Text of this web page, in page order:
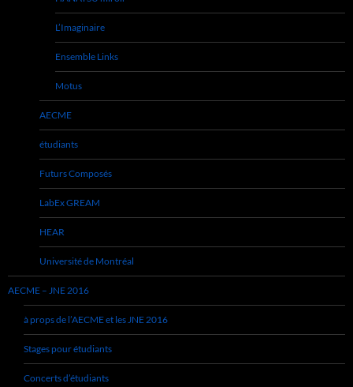
L’Imaginaire
Ensemble Links
Motus
AECME
étudiants
Futurs Composés
LabEx GREAM
HEAR
Université de Montréal
AECME – JNE 2016
à props de l’AECME et les JNE 2016
Stages pour étudiants
Concerts d’étudiants